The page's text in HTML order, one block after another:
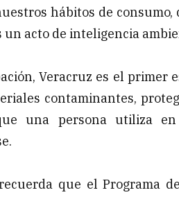
hábitos de
un acto de inteligencia
Veracruz es el
contaminantes,
una persona utiliza
que el Programa